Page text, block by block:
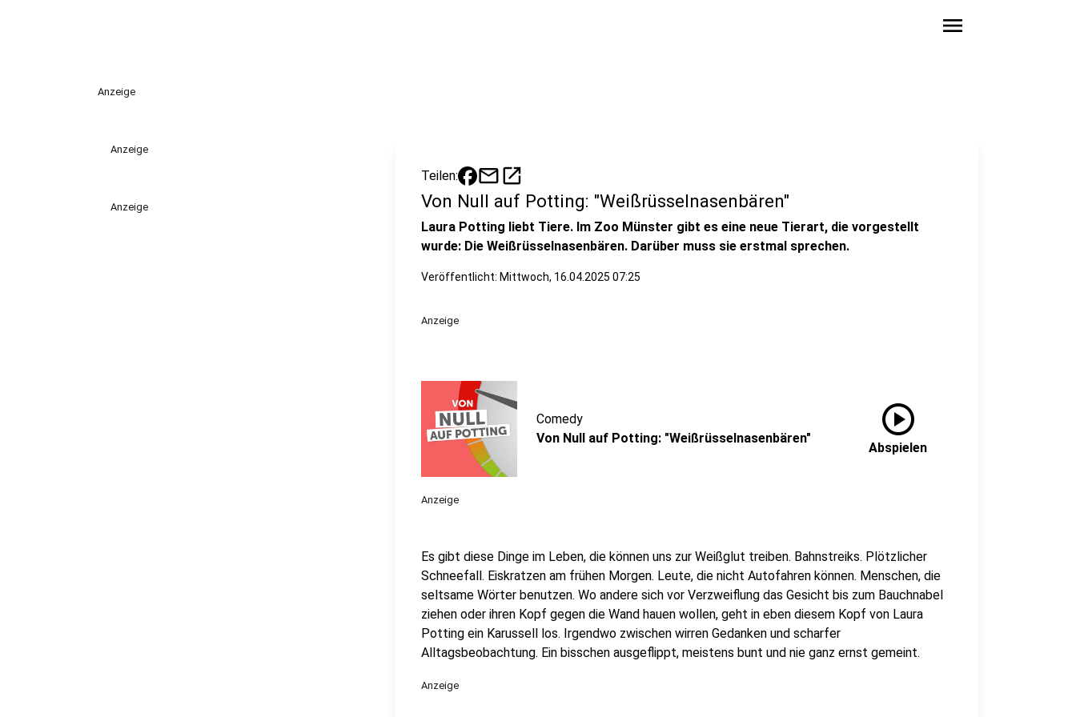
menu
Anzeige
Anzeige
Anzeige
Teilen: mailopen_in_new
Von Null auf Potting: "Weißrüsselnasenbären"
Laura Potting liebt Tiere. Im Zoo Münster gibt es eine neue Tierart, die vorgestellt
wurde: Die Weißrüsselnasenbären. Darüber muss sie erstmal sprechen.
Veröffentlicht: Mittwoch, 16.04.2025 07:25
Anzeige
Comedy
Von Null auf Potting: "Weißrüsselnasenbären"
play_circle
Abspielen
Anzeige
Es gibt diese Dinge im Leben, die können uns zur Weißglut treiben. Bahnstreiks. Plötzlicher
Schneefall. Eiskratzen am frühen Morgen. Leute, die nicht Autofahren können. Menschen, die
seltsame Wörter benutzen. Wo andere sich vor Verzweiflung das Gesicht bis zum Bauchnabel
ziehen oder ihren Kopf gegen die Wand hauen wollen, geht in eben diesem Kopf von Laura
Potting ein Karussell los. Irgendwo zwischen wirren Gedanken und scharfer
Alltagsbeobachtung. Ein bisschen ausgeflippt, meistens bunt und nie ganz ernst gemeint.
Anzeige